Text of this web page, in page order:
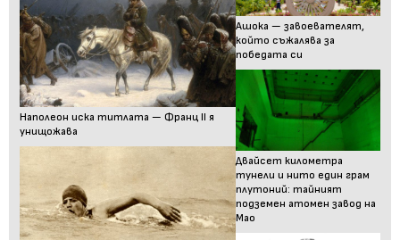
Наполеон иска титлата — Франц II я
унищожава
Ашока — завоевателят,
който съжалява за
победата си
Двайсет километра
тунели и нито един грам
плутоний: тайният
подземен атомен завод на
Мао